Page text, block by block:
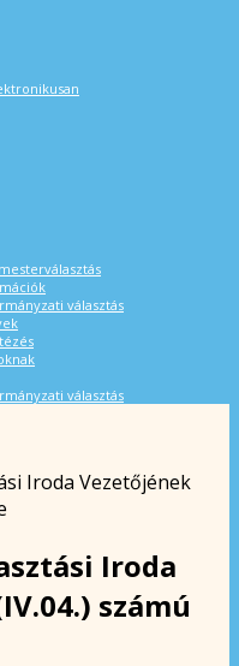
választás
választás
Iroda Vezetőjének
Iroda
számú